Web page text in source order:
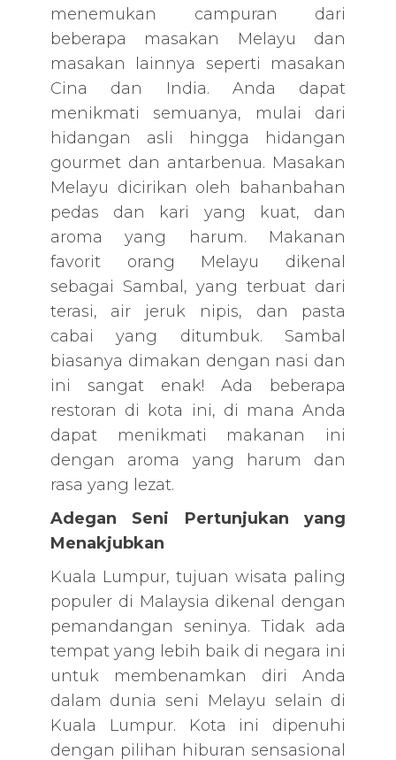
menemukan campuran dari
beberapa masakan Melayu dan
masakan lainnya seperti masakan
Cina dan India. Anda dapat
menikmati semuanya, mulai dari
hidangan asli hingga hidangan
gourmet dan antarbenua. Masakan
Melayu dicirikan oleh bahanbahan
pedas dan kari yang kuat, dan
aroma yang harum. Makanan
favorit orang Melayu dikenal
sebagai Sambal, yang terbuat dari
terasi, air jeruk nipis, dan pasta
cabai yang ditumbuk. Sambal
biasanya dimakan dengan nasi dan
ini sangat enak! Ada beberapa
restoran di kota ini, di mana Anda
dapat menikmati makanan ini
dengan aroma yang harum dan
rasa yang lezat.
Adegan Seni Pertunjukan yang
Menakjubkan
Kuala Lumpur, tujuan wisata paling
populer di Malaysia dikenal dengan
pemandangan seninya. Tidak ada
tempat yang lebih baik di negara ini
untuk membenamkan diri Anda
dalam dunia seni Melayu selain di
Kuala Lumpur. Kota ini dipenuhi
dengan pilihan hiburan sensasional